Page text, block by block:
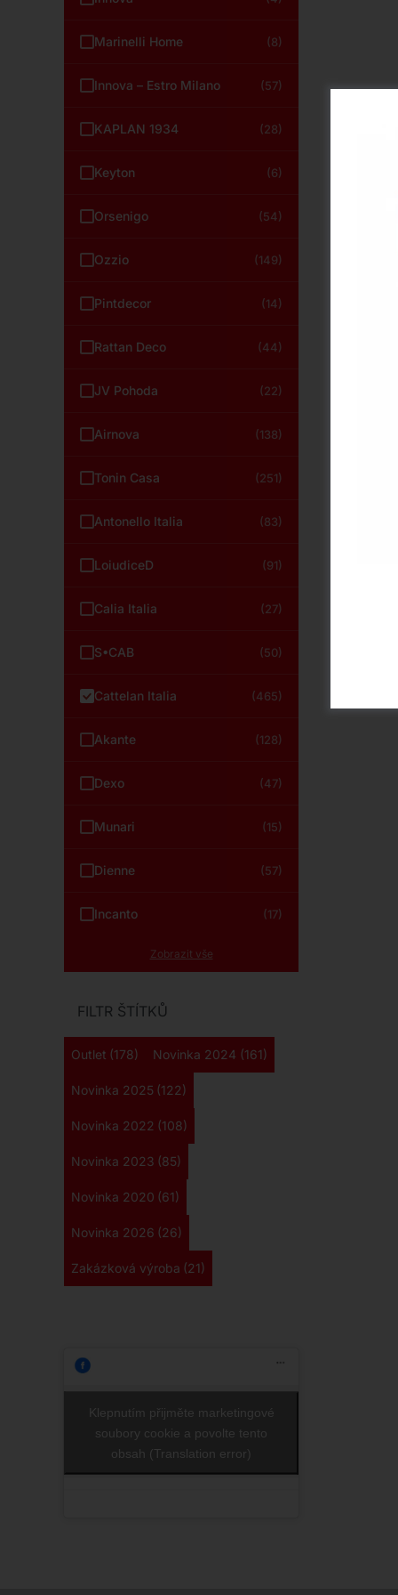
Marinelli Home (8)
Innova – Estro Milano (57)
KAPLAN 1934 (28)
Keyton (6)
Orsenigo (54)
Ozzio (149)
Pintdecor (14)
Rattan Deco (44)
JV Pohoda (22)
Airnova (138)
Tonin Casa (251)
Antonello Italia (83)
LoiudiceD (91)
Calia Italia (27)
S•CAB (50)
Cattelan Italia (465)
Akante (128)
Dexo (47)
Munari (15)
Dienne (57)
Incanto (17)
Zobrazit vše
FILTR ŠTÍTKŮ
Outlet (178) Novinka 2024 (161)
Novinka 2025 (122)
Novinka 2022 (108)
Novinka 2023 (85)
Novinka 2020 (61)
Novinka 2026 (26)
Zakázková výroba (21)
Klepnutím přijměte marketingové
soubory cookie a povolte tento
obsah (Translation error)